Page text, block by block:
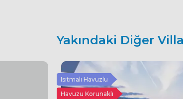
Yakındaki Diğer
Isıtmalı Havuzlu
Havuzu Korunaklı